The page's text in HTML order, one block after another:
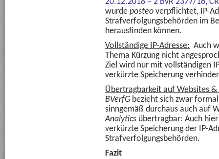
wurde posteo verpflichtet, IP-
Strafverfolgungsbehörden im
herausfinden können.
Vollständige IP-Adresse: Auch
Thema Kürzung nicht
Ziel wird nur mit vollständigen
verkürzte Speicherung
Übertragbarkeit auf Websites &
BVerfG bezieht sich zwar
sinngemäß durchaus auch auf
Analytics übertragbar: Auch
verkürzte Speicherung der IP-
Strafverfolgungsbehörden.
Fazit